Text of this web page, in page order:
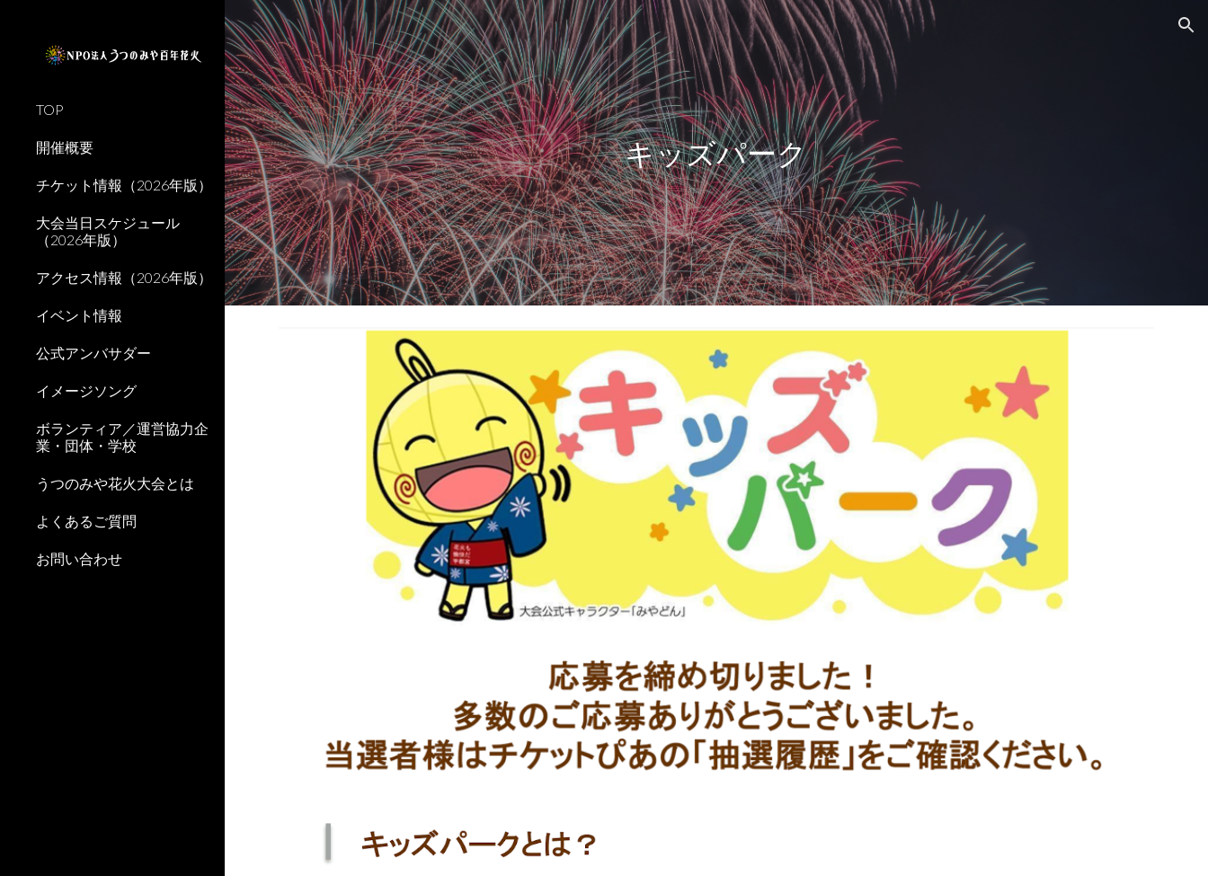
Skip to main content Skip to navigation
TOP
開催概要
チケット情報（2026年版）
大会当日スケジュール
（2026年版）
アクセス情報（2026年版）
イベント情報
公式アンバサダー
イメージソング
ボランティア／運営協力企
業・団体・学校
うつのみや花火大会とは
よくあるご質問
お問い合わせ
キッズパーク